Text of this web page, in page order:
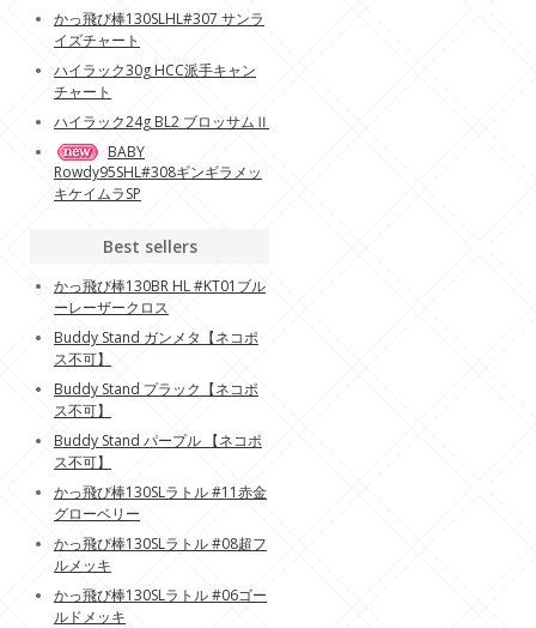
かっ飛び棒130SLHL#307 サンラ
イズチャート
ハイラック30g HCC派手キャン
チャート
ハイラック24g BL2 ブロッサムⅡ
BABY
Rowdy95SHL#308ギンギラメッ
キケイムラSP
Best sellers
かっ飛び棒130BR HL #KT01ブル
ーレーザークロス
Buddy Stand ガンメタ【ネコポ
ス不可】
Buddy Stand プラック【ネコポ
ス不可】
Buddy Stand パープル 【ネコポ
ス不可】
かっ飛び棒130SLラトル #11赤金
グローベリー
かっ飛び棒130SLラトル #08超フ
ルメッキ
かっ飛び棒130SLラトル #06ゴー
ルドメッキ